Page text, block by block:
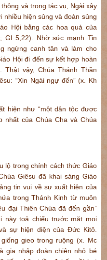
và trong tác vụ, Ngài xây
hiện sủng và đoàn sủng
Hội bằng các hoa quả của
Gl 5,22). Nhờ sức mạnh Tin
ngừng canh tân và làm cho
Hội đi đến sự kết hợp hoàn
. Thật vậy, Chúa Thánh Thần
“Xin Ngài ngự đến” (x. Kh
hiện như “một dân tộc được
của Chúa Cha và Chúa
lộ trong chính cách thức Giáo
Giêsu đã khai sáng Giáo
tin vui về sự xuất hiện của
trong Thánh Kinh từ muôn
đại Thiên Chúa đã đến gần”
này toả chiếu trước mặt mọi
sự hiện diện của Đức Kitô.
gieo trong ruộng (x. Mc
gia nhập đoàn chiên nhỏ bé